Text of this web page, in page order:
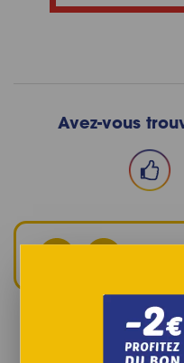
Avez-vous